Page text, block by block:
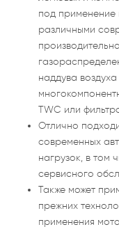
под применение
различными
наддува
TWC или
Отлично
современных
нагрузок, в том
сервисного
Также может
прежних
применения